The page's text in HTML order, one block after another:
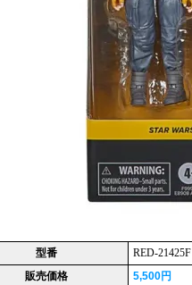
型番
RED-21425F
販売価格
5,500円